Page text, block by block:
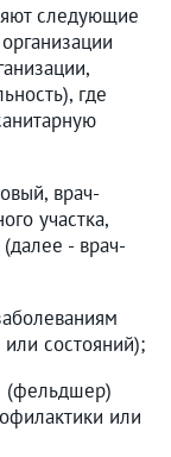
следующие
где
врач-
участка,
- врач-
состояний);
(фельдшер)
или